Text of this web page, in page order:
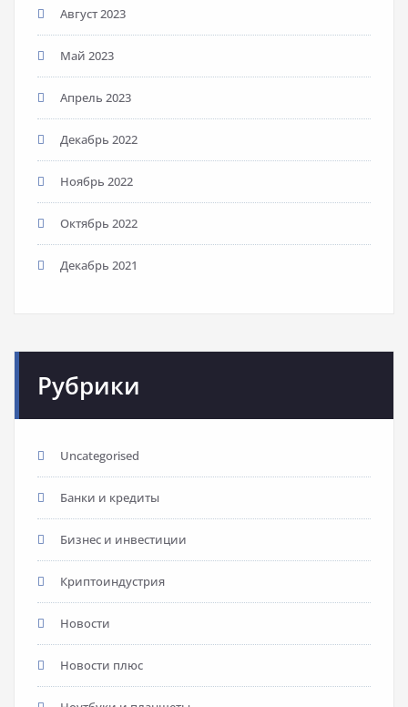
Август 2023
Май 2023
Апрель 2023
Декабрь 2022
Ноябрь 2022
Октябрь 2022
Декабрь 2021
Рубрики
Uncategorised
Банки и кредиты
Бизнес и инвестиции
Криптоиндустрия
Новости
Новости плюс